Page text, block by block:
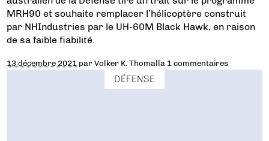
MRH90 et souhaite remplacer l’hélicoptère construit
par NHIndustries par le UH-60M Black Hawk, en raison
de sa faible fiabilité.
13 décembre 2021 parVolker K. Thomalla 1 commentaires
DÉFENSE